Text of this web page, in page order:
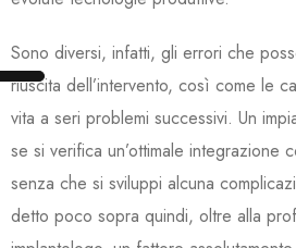
Sono diversi, infatti, gli errori che
riuscita dell’intervento, così come le
vita a seri problemi successivi. Un
se si verifica un’ottimale integrazione
senza che si sviluppi alcuna
detto poco sopra quindi, oltre alla